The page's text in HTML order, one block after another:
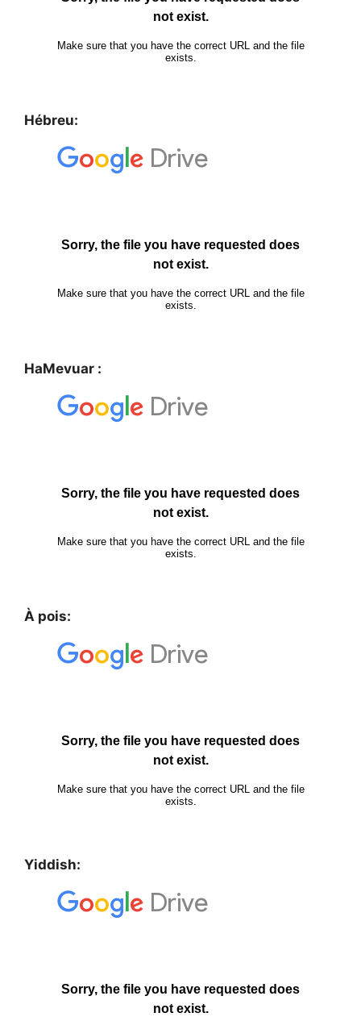
Hébreu:
HaMevuar :
À pois:
Yiddish: